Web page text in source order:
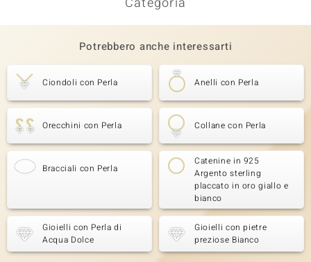
Potrebbero anche interessarti
Ciondoli con Perla Anelli con Perla
Orecchini con Perla Collane con Perla
Bracciali con Perla
Catenine in 925
Argento sterling
placcato in oro giallo e
bianco
Gioielli con Perla di
Acqua Dolce
Gioielli con pietre
preziose Bianco